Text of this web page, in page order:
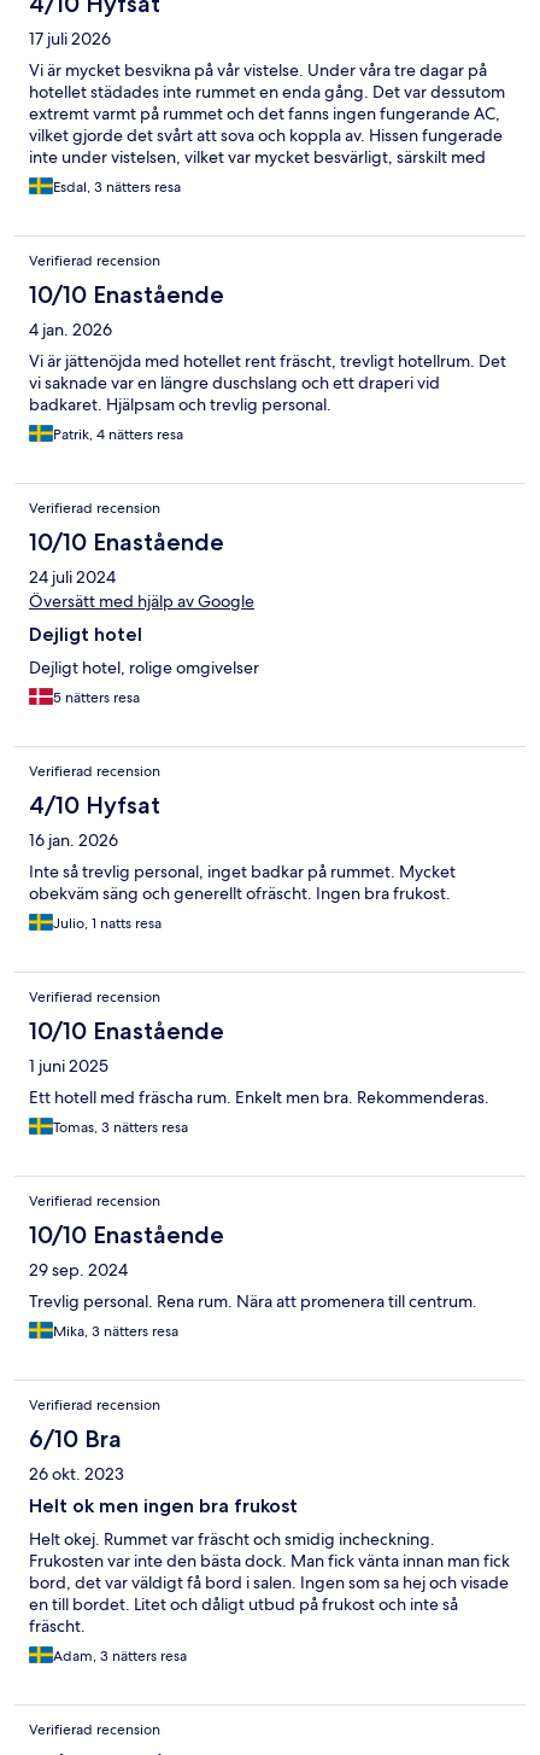
17 juli 2026
Vi är mycket besvikna på vår vistelse. Under våra tre dagar på
hotellet städades inte rummet en enda gång. Det var dessutom
extremt varmt på rummet och det fanns ingen fungerande AC,
vilket gjorde det svårt att sova och koppla av. Hissen fungerade
inte under vistelsen, vilket var mycket besvärligt, särskilt med
bagage. Hotellet ligger dessutom i ett dåligt läge, långt från det
mesta och området kändes inte särskilt trevligt. Tyvärr levde
rekommendera det.
Esdal, 3 nätters resa
Verifierad recension
10/10 Enastående
4 jan. 2026
Vi är jättenöjda med hotellet rent fräscht, trevligt hotellrum. Det
vi saknade var en längre duschslang och ett draperi vid
badkaret. Hjälpsam och trevlig personal.
Patrik, 4 nätters resa
Verifierad recension
10/10 Enastående
24 juli 2024
Översätt med hjälp av Google
Dejligt hotel
Dejligt hotel, rolige omgivelser
5 nätters resa
Verifierad recension
4/10 Hyfsat
16 jan. 2026
Inte så trevlig personal, inget badkar på rummet. Mycket
obekväm säng och generellt ofräscht. Ingen bra frukost.
Julio, 1 natts resa
Verifierad recension
10/10 Enastående
1 juni 2025
Ett hotell med fräscha rum. Enkelt men bra. Rekommenderas.
Tomas, 3 nätters resa
Verifierad recension
10/10 Enastående
29 sep. 2024
Trevlig personal. Rena rum. Nära att promenera till centrum.
Mika, 3 nätters resa
Verifierad recension
6/10 Bra
26 okt. 2023
Helt ok men ingen bra frukost
Helt okej. Rummet var fräscht och smidig incheckning.
Frukosten var inte den bästa dock. Man fick vänta innan man fick
bord, det var väldigt få bord i salen. Ingen som sa hej och visade
en till bordet. Litet och dåligt utbud på frukost och inte så
fräscht.
Adam, 3 nätters resa
Verifierad recension